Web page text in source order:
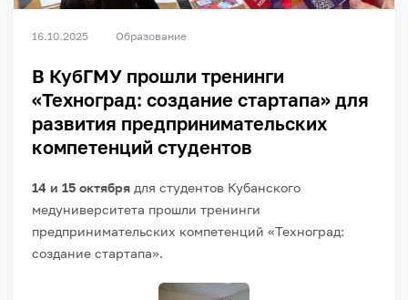
16.10.2025 Образование
В КубГМУ прошли тренинги
«Техноград: создание стартапа» для
развития предпринимательских
компетенций студентов
14 и 15 октября для студентов Кубанского
медуниверситета прошли тренинги
предпринимательских компетенций «Техноград:
создание стартапа».